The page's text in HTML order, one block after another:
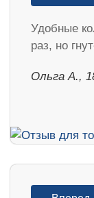
Удобные
раз, но
Ольга А.,